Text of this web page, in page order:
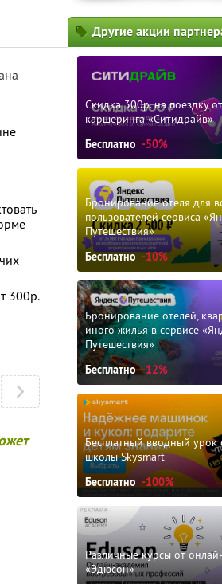
300р.
Другие акции
Скидка 300р. на поездку от
каршеринга «Ситидрайв»
Бесплатно -50%
Бронирование отеля для
пользователей сервиса
Путешествия»
Бесплатно -10%
Бронирование отелей,
иного жилья в сервисе
Путешествия»
Бесплатно -12%
Бесплатный вводный урок
школы Skysmart
Бесплатно -100%
Различные курсы от
«Эдюсон»